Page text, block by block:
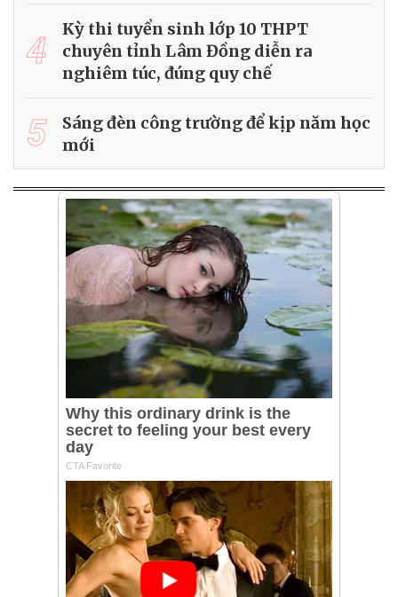
4
Kỳ thi tuyển sinh lớp 10 THPT
chuyên tỉnh Lâm Đồng diễn ra
nghiêm túc, đúng quy chế
5
Sáng đèn công trường để kịp năm học
mới